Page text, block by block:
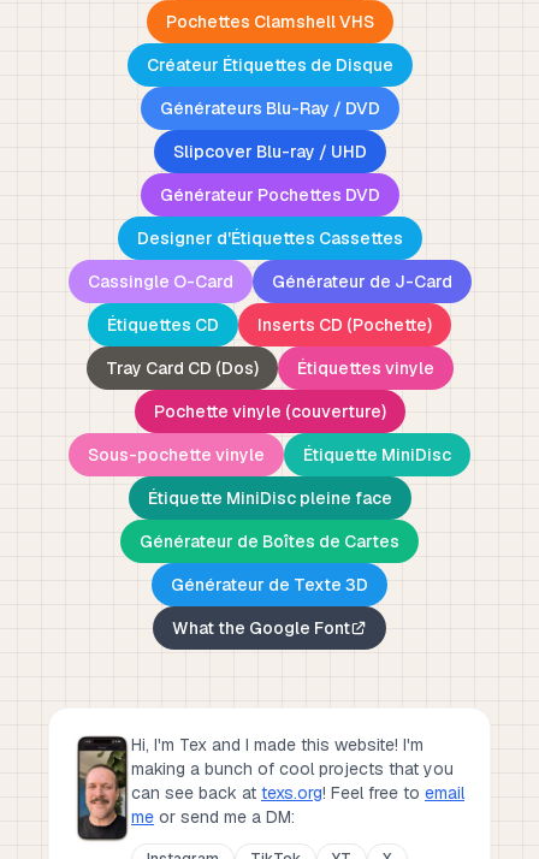
Pochettes Clamshell VHS
Créateur Étiquettes de Disque
Générateurs Blu-Ray / DVD
Slipcover Blu-ray / UHD
Générateur Pochettes DVD
Designer d'Étiquettes Cassettes
Cassingle O-Card
Générateur de J-Card
Étiquettes CD
Inserts CD (Pochette)
Tray Card CD (Dos)
Étiquettes vinyle
Pochette vinyle (couverture)
Sous-pochette vinyle
Étiquette MiniDisc
Étiquette MiniDisc pleine face
Générateur de Boîtes de Cartes
Générateur de Texte 3D
What the Google Font
Hi, I'm Tex and I made this website! I'm
making a bunch of cool projects that you
can see back at texs.org! Feel free to email
me or send me a DM: